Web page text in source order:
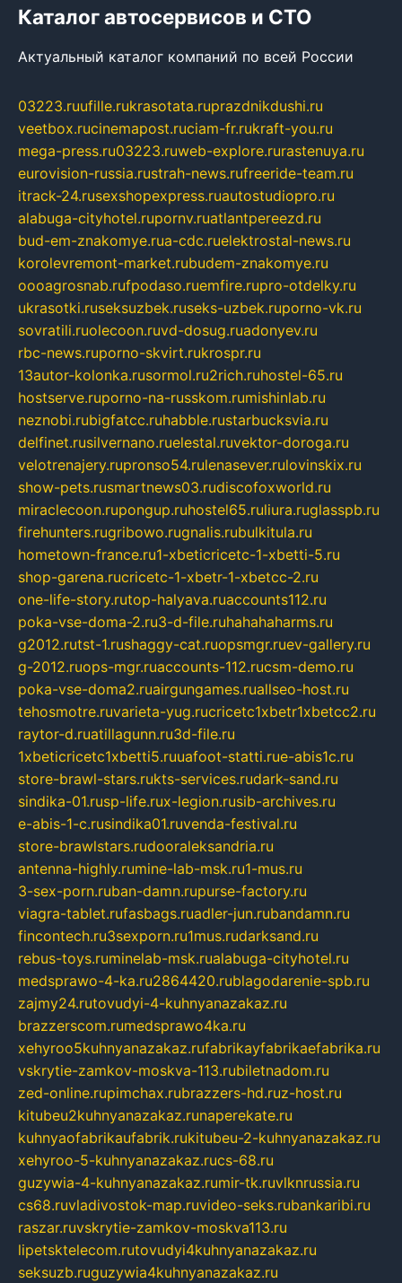
Каталог автосервисов и СТО
Актуальный каталог компаний по всей России
03223.ruufille.rukrasotata.ruprazdnikdushi.ru
veetbox.rucinemapost.ruciam-fr.rukraft-you.ru
mega-press.ru03223.ruweb-explore.rurastenuya.ru
eurovision-russia.rustrah-news.rufreeride-team.ru
itrack-24.rusexshopexpress.ruautostudiopro.ru
alabuga-cityhotel.rupornv.ruatlantpereezd.ru
bud-em-znakomye.rua-cdc.ruelektrostal-news.ru
korolevremont-market.rubudem-znakomye.ru
oooagrosnab.rufpodaso.ruemfire.rupro-otdelky.ru
ukrasotki.ruseksuzbek.ruseks-uzbek.ruporno-vk.ru
sovratili.ruolecoon.ruvd-dosug.ruadonyev.ru
rbc-news.ruporno-skvirt.rukrospr.ru
13autor-kolonka.rusormol.ru2rich.ruhostel-65.ru
hostserve.ruporno-na-russkom.rumishinlab.ru
neznobi.rubigfatcc.ruhabble.rustarbucksvia.ru
delfinet.rusilvernano.ruelestal.ruvektor-doroga.ru
velotrenajery.rupronso54.rulenasever.rulovinskix.ru
show-pets.rusmartnews03.rudiscofoxworld.ru
miraclecoon.rupongup.ruhostel65.ruliura.ruglasspb.ru
firehunters.rugribowo.rugnalis.rubulkitula.ru
hometown-france.ru1-xbeticricetc-1-xbetti-5.ru
shop-garena.rucricetc-1-xbetr-1-xbetcc-2.ru
one-life-story.rutop-halyava.ruaccounts112.ru
poka-vse-doma-2.ru3-d-file.ruhahahaharms.ru
g2012.rutst-1.rushaggy-cat.ruopsmgr.ruev-gallery.ru
g-2012.ruops-mgr.ruaccounts-112.rucsm-demo.ru
poka-vse-doma2.ruairgungames.ruallseo-host.ru
tehosmotre.ruvarieta-yug.rucricetc1xbetr1xbetcc2.ru
raytor-d.ruatillagunn.ru3d-file.ru
1xbeticricetc1xbetti5.ruuafoot-statti.rue-abis1c.ru
store-brawl-stars.rukts-services.rudark-sand.ru
sindika-01.rusp-life.rux-legion.rusib-archives.ru
e-abis-1-c.rusindika01.ruvenda-festival.ru
store-brawlstars.rudooraleksandria.ru
antenna-highly.rumine-lab-msk.ru1-mus.ru
3-sex-porn.ruban-damn.rupurse-factory.ru
viagra-tablet.rufasbags.ruadler-jun.rubandamn.ru
fincontech.ru3sexporn.ru1mus.rudarksand.ru
rebus-toys.ruminelab-msk.rualabuga-cityhotel.ru
medsprawo-4-ka.ru2864420.rublagodarenie-spb.ru
zajmy24.rutovudyi-4-kuhnyanazakaz.ru
brazzerscom.rumedsprawo4ka.ru
xehyroo5kuhnyanazakaz.rufabrikayfabrikaefabrika.ru
vskrytie-zamkov-moskva-113.rubiletnadom.ru
zed-online.rupimchax.rubrazzers-hd.ruz-host.ru
kitubeu2kuhnyanazakaz.runaperekate.ru
kuhnyaofabrikaufabrik.rukitubeu-2-kuhnyanazakaz.ru
xehyroo-5-kuhnyanazakaz.rucs-68.ru
guzywia-4-kuhnyanazakaz.rumir-tk.ruvlknrussia.ru
cs68.ruvladivostok-map.ruvideo-seks.rubankaribi.ru
raszar.ruvskrytie-zamkov-moskva113.ru
lipetsktelecom.rutovudyi4kuhnyanazakaz.ru
seksuzb.ruguzywia4kuhnyanazakaz.ru